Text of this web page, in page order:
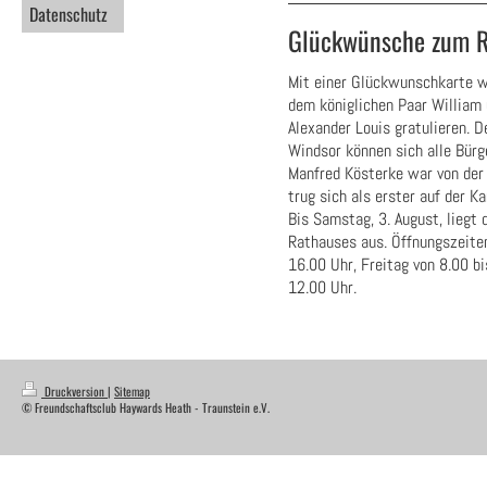
Datenschutz
Glückwünsche zum
Mit einer Glückwunschkarte
dem königlichen Paar
Alexander Louis gratulieren.
Windsor können sich alle
Manfred Kösterke war von
trug sich als erster auf der
Bis Samstag, 3. August, liegt
Rathauses aus.
16.00 Uhr, Freitag von 8.00
12.00 Uhr.
Druckversion| Sitemap
© Freundschaftsclub Haywards Heath - Traunstein e.V.